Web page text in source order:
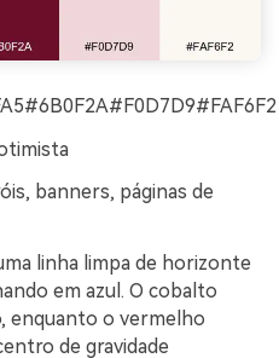
banners, páginas de
linha limpa de horizonte
em azul. O cobalto
enquanto o vermelho
de gravidade